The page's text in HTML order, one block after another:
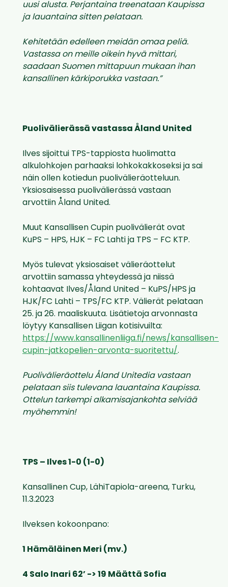
uusi alusta. Perjantaina treenataan Kaupissa
ja lauantaina sitten pelataan.
Kehitetään edelleen meidän omaa peliä.
Vastassa on meille oikein hyvä mittari,
saadaan Suomen mittapuun mukaan ihan
kansallinen kärkiporukka vastaan.”
Puolivälierässä vastassa Åland United
Ilves sijoittui TPS-tappiosta huolimatta
alkulohkojen parhaaksi lohkokakkoseksi ja sai
näin ollen kotiedun puolivälieräotteluun.
Yksiosaisessa puolivälierässä vastaan
arvottiin Åland United.
Muut Kansallisen Cupin puolivälierät ovat
KuPS – HPS, HJK – FC Lahti ja TPS – FC KTP.
Myös tulevat yksiosaiset välieräottelut
arvottiin samassa yhteydessä ja niissä
kohtaavat Ilves/Åland United – KuPS/HPS ja
HJK/FC Lahti – TPS/FC KTP. Välierät pelataan
25. ja 26. maaliskuuta. Lisätietoja arvonnasta
löytyy Kansallisen Liigan kotisivuilta:
https://www.kansallinenliiga.fi/news/kansallisen-
cupin-jatkopelien-arvonta-suoritettu/.
Puolivälieräottelu Åland Unitedia vastaan
pelataan siis tulevana lauantaina Kaupissa.
Ottelun tarkempi alkamisajankohta selviää
myöhemmin!
TPS – Ilves 1-0 (1-0)
Kansallinen Cup, LähiTapiola-areena, Turku,
11.3.2023
Ilveksen kokoonpano:
1 Hämäläinen Meri (mv.)
4 Salo Inari 62’ -> 19 Määttä Sofia